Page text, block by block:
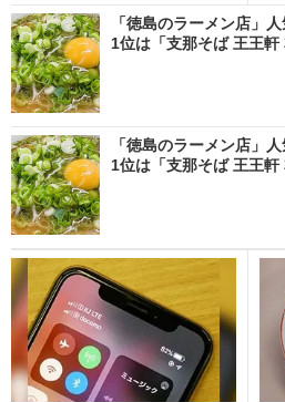
「徳島のラーメン店」
1位は「支那そば 王王軒
「徳島のラーメン店」
1位は「支那そば 王王軒